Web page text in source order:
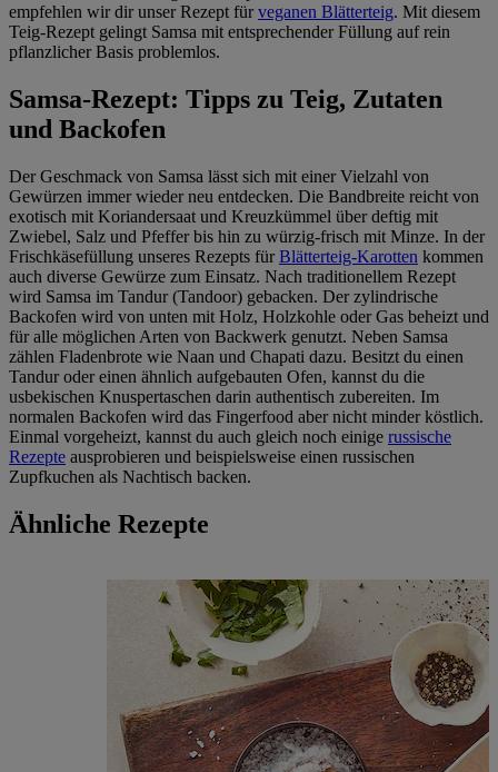
empfehlen wir dir unser Rezept fürveganen Blätterteig. Mit diesem
Teig-Rezept gelingt Samsa mit entsprechender Füllung auf rein
pflanzlicher Basis problemlos.
Samsa-Rezept: Tipps zu Teig, Zutaten
und Backofen
Der Geschmack von Samsa lässt sich mit einer Vielzahl von
Gewürzen immer wieder neu entdecken. Die Bandbreite reicht von
exotisch mit Koriandersaat und Kreuzkümmel über deftig mit
Zwiebel, Salz und Pfeffer bis hin zu würzig-frisch mit Minze. In der
Frischkäsefüllung unseres Rezepts fürBlätterteig-Karotten kommen
auch diverse Gewürze zum Einsatz. Nach traditionellem Rezept
wird Samsa im Tandur (Tandoor) gebacken. Der zylindrische
Backofen wird von unten mit Holz, Holzkohle oder Gas beheizt und
für alle möglichen Arten von Backwerk genutzt. Neben Samsa
zählen Fladenbrote wie Naan und Chapati dazu. Besitzt du einen
Tandur oder einen ähnlich aufgebauten Ofen, kannst du die
usbekischen Knuspertaschen darin authentisch zubereiten. Im
normalen Backofen wird das Fingerfood aber nicht minder köstlich.
Einmal vorgeheizt, kannst du auch gleich noch einige russische
Rezepte ausprobieren und beispielsweise einen russischen
Zupfkuchen als Nachtisch backen.
Ähnliche Rezepte